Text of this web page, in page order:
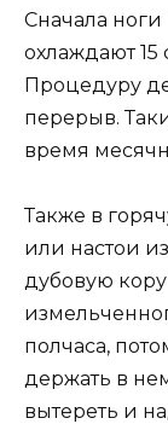
Сначала
охлаждают 15
Процедуру
перерыв.
время
Также в
или настои
дубовую кору
полчаса,
держать в
вытереть и